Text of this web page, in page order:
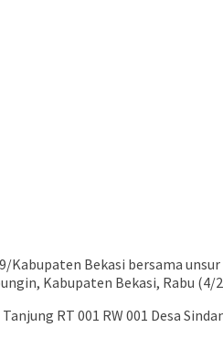
Kabupaten Bekasi bersama
Kabupaten Bekasi, Rabu (4/
RT 001 RW 001 Desa